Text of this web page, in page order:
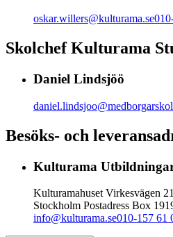
oskar.willers@kulturama.se
Skolchef Kulturama
Daniel Lindsjöö
Besöks- och
Kulturama
Kulturamahuset Virkesvägen
Stockholm Postadress Box
info@kulturama.se010-157 61